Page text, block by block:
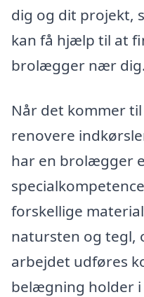
dig og dit projekt,
kan få hjælp til at
brolægger nær dig.
Når det kommer
renovere
har en brolægger
forskellige
natursten og tegl,
arbejdet udføres
belægning holder i